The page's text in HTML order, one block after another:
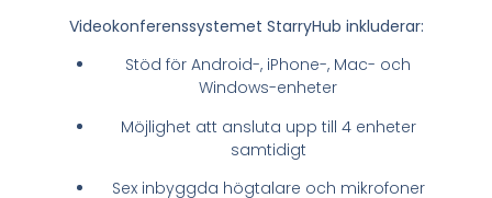
Videokonferenssystemet StarryHub inkluderar:
Stöd för Android-, iPhone-, Mac- och
Windows-enheter
Möjlighet att ansluta upp till 4 enheter
samtidigt
Sex inbyggda högtalare och mikrofoner